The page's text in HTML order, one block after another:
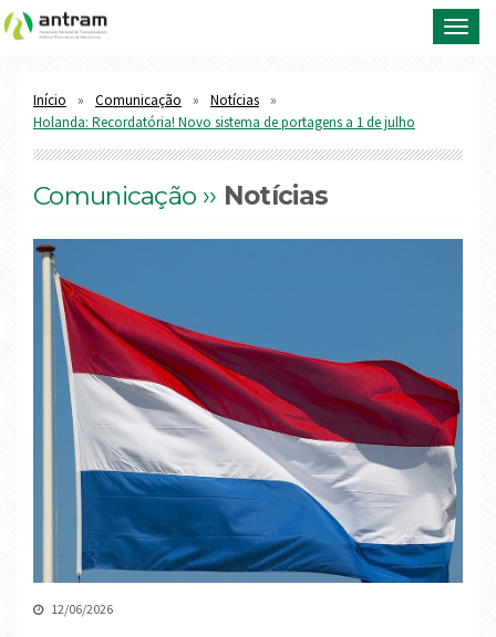
Início Comunicação
Notícias
Holanda: Recordatória! Novo sistema de portagens a 1 de julho
Comunicação ›› Notícias
12/06/2026